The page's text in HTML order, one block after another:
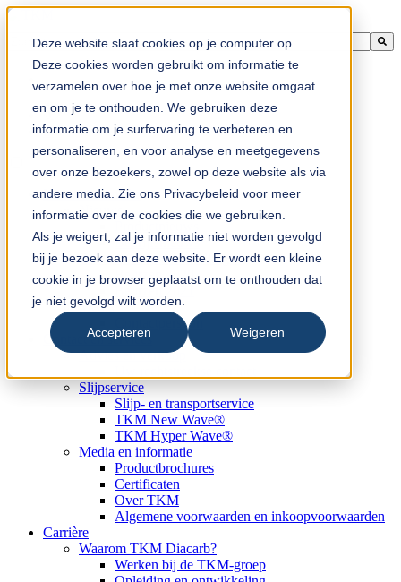
Deze website slaat cookies op je computer op.
Deze cookies worden gebruikt om informatie te
verzamelen over hoe je met onze website omgaat
en om je te onthouden. We gebruiken deze
informatie om je surfervaring te verbeteren en
personaliseren, en voor analyse en meetgegevens
over onze bezoekers, zowel op deze website als via
andere media. Zie ons Privacybeleid voor meer
informatie over de cookies die we gebruiken.
Als je weigert, zal je informatie niet worden gevolgd
bij je bezoek aan deze website. Er wordt een kleine
cookie in je browser geplaatst om te onthouden dat
je niet gevolgd wilt worden.
Accepteren Weigeren
Dit is een zoekveld waaraan een functie voor automatische
Er zijn geen suggesties want het zoekveld is leeg.
nl
Nieuws en media
Nieuws
Bedrijfsnieuws
Beurzen en tentoonstellingen
Beurzen 2020
Beurzen 2021
Media
Contactpersoon
Contact en services
Advies en verkoop
Slijpservice
Slijp- en transportservice
TKM New Wave®
TKM Hyper Wave®
Media en informatie
Productbrochures
Certificaten
Over TKM
Algemene voorwaarden en inkoopvoorwaarden
Carrière
Waarom TKM Diacarb?
Werken bij de TKM-groep